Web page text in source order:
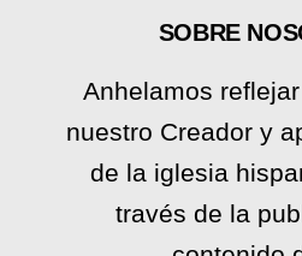
SOBRE
Anhelamos
nuestro Creador y
de la iglesia
través de la